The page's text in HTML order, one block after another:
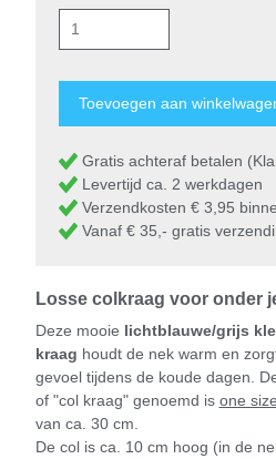
Gratis achteraf betalen
Levertijd ca. 2 werkdagen
Verzendkosten € 3,95
Vanaf € 35,- gratis
Losse colkraag voor onder
Deze mooie lichtblauwe/grijs
kraag houdt de nek warm en
gevoel tijdens de koude dagen.
of "col kraag" genoemd is one size
van ca. 30 cm.
De col is ca. 10 cm hoog (in de